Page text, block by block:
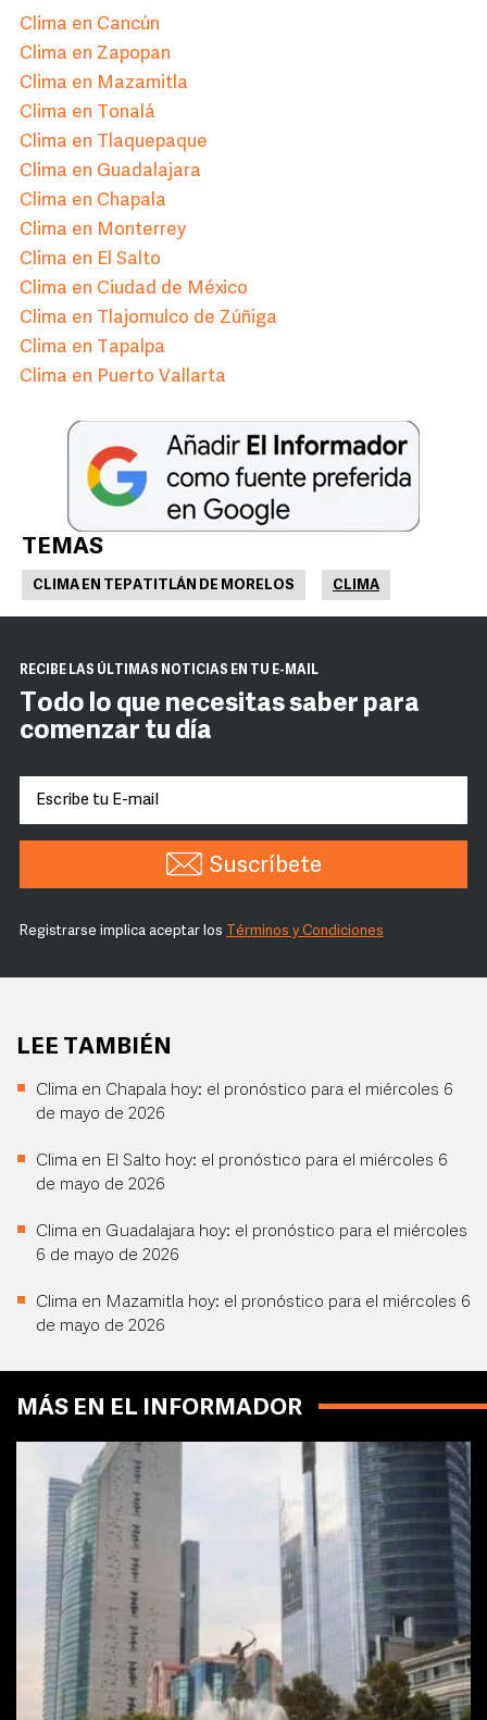
Clima en Cancún
Clima en Zapopan
Clima en Mazamitla
Clima en Tonalá
Clima en Tlaquepaque
Clima en Guadalajara
Clima en Chapala
Clima en Monterrey
Clima en El Salto
Clima en Ciudad de México
Clima en Tlajomulco de Zúñiga
Clima en Tapalpa
Clima en Puerto Vallarta
TEMAS
CLIMA EN TEPATITLÁN DE MORELOS CLIMA
RECIBE LAS ÚLTIMAS NOTICIAS EN TU E-MAIL
Todo lo que necesitas saber para
comenzar tu día
Suscríbete
Registrarse implica aceptar los Términos y Condiciones
LEE TAMBIÉN
Clima en Chapala hoy: el pronóstico para el miércoles 6
de mayo de 2026
Clima en El Salto hoy: el pronóstico para el miércoles 6
de mayo de 2026
Clima en Guadalajara hoy: el pronóstico para el miércoles
6 de mayo de 2026
Clima en Mazamitla hoy: el pronóstico para el miércoles 6
de mayo de 2026
MÁS EN EL INFORMADOR